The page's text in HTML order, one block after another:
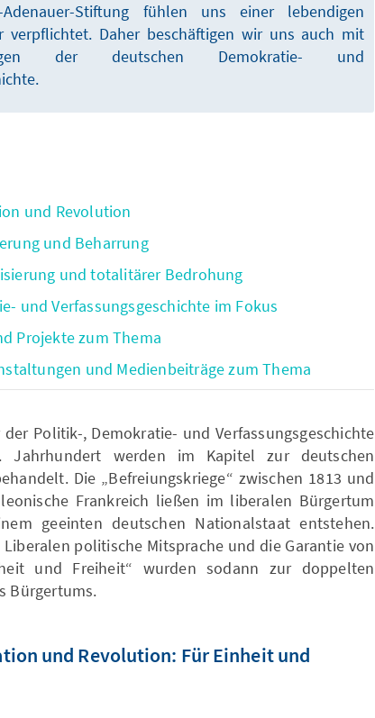
Stiftung fühlen uns einer lebendigen
verpflichtet. Daher beschäftigen wir uns auch mit
der deutschen Demokratie- und
und Revolution
und Beharrung
und totalitärer Bedrohung
und Verfassungsgeschichte im Fokus
Projekte zum Thema
und Medienbeiträge zum Thema
Politik-, Demokratie- und Verfassungsgeschichte
werden im Kapitel zur deutschen
Die „Befreiungskriege“ zwischen 1813 und
Frankreich ließen im liberalen Bürgertum
geeinten deutschen Nationalstaat entstehen.
politische Mitsprache und die Garantie von
und Freiheit“ wurden sodann zur doppelten
Bürgertums.
und Revolution: Für Einheit und